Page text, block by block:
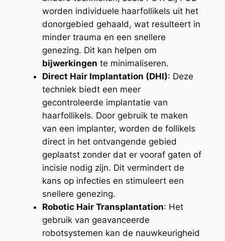
worden individuele haarfollikels uit het
donorgebied gehaald, wat resulteert in
minder trauma en een snellere
genezing. Dit kan helpen om
bijwerkingen te minimaliseren.
Direct Hair Implantation (DHI): Deze
techniek biedt een meer
gecontroleerde implantatie van
haarfollikels. Door gebruik te maken
van een implanter, worden de follikels
direct in het ontvangende gebied
geplaatst zonder dat er vooraf gaten of
incisie nodig zijn. Dit vermindert de
kans op infecties en stimuleert een
snellere genezing.
Robotic Hair Transplantation: Het
gebruik van geavanceerde
robotsystemen kan de nauwkeurigheid